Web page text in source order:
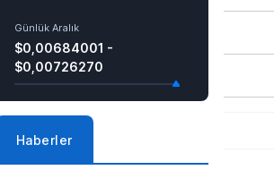
Günlük Aralık
$0,00684001 -
$0,00726270
Haberler